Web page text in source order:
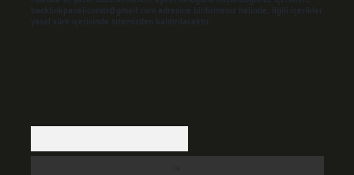
backlinkpanelicomtr@gmail.com
adresine bildirmeniz halinde, ilgili içerikler
yasal süre içerisinde sitemizden kaldırılacaktır.